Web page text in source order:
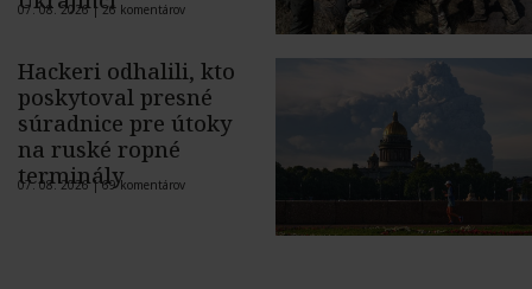
07. 08. 2026 |26 komentárov
Hackeri odhalili, kto
poskytoval presné
súradnice pre útoky
na ruské ropné
terminály
07. 08. 2026 |69 komentárov